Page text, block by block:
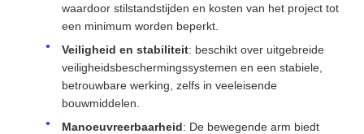
waardoor stilstandstijden en kosten van het project tot
een minimum worden beperkt.
Veiligheid en stabiliteit: beschikt over uitgebreide
veiligheidsbeschermingssystemen en een stabiele,
betrouwbare werking, zelfs in veeleisende
bouwmiddelen.
Manoeuvreerbaarheid: De bewegende arm biedt